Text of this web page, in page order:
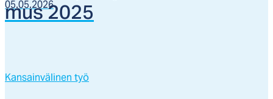
05.05.2026
mus 2025
Kansainvälinen työ